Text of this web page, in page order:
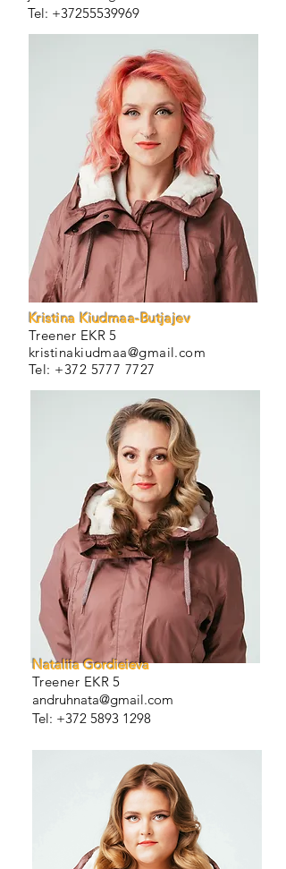
Tel: +37255539969
Kristina Kiudmaa-Butjajev
Treener EKR 5
kristinakiudmaa@gmail.com
Tel: +372 5777 7727
Nataliia Gordieieva
Treener EKR 5
andruhnata@gmail.com
Tel: +372 5893 1298